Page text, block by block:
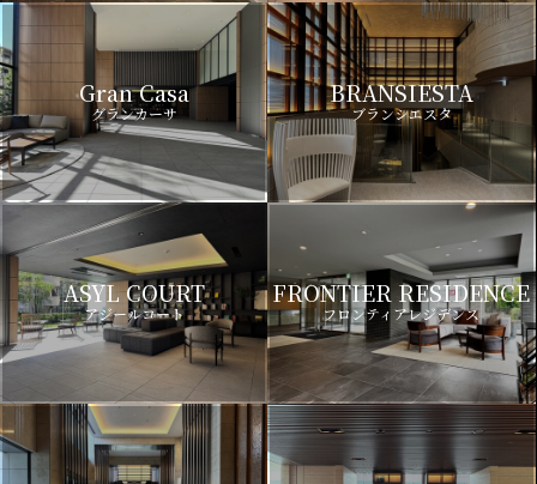
Gran Casa
グランカーサ
BRANSIESTA
ブランシエスタ
ASYL COURT
アジールコート
FRONTIER RESIDENCE
フロンティアレジデンス